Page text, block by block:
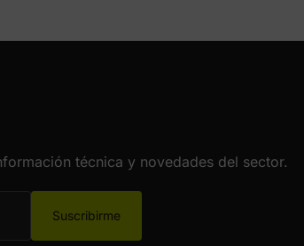
técnica y novedades del sector.
Suscribirme